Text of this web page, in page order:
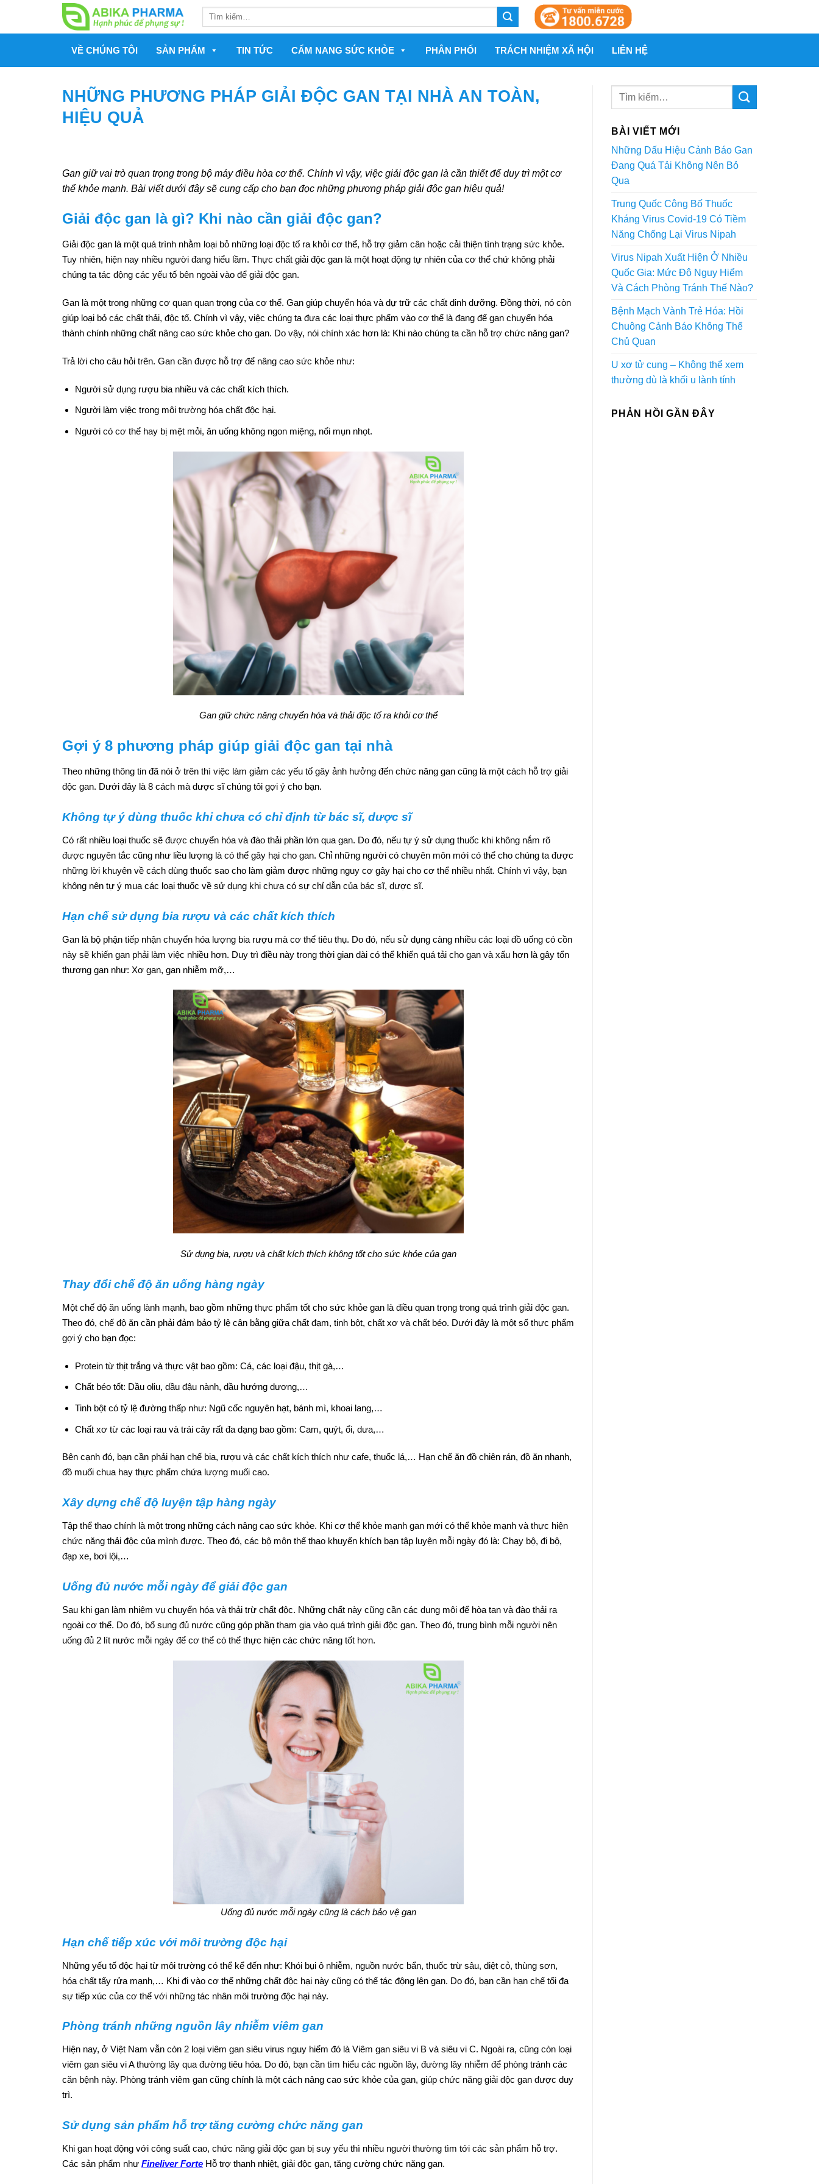
Tìm
VỀ CHÚNG TÔI SẢN PHẨM TIN TỨC CẨM NANG SỨC KHỎE PHÂN PHỐI TRÁCH NHIỆM XÃ HỘI LIÊN HỆ
NHỮNG PHƯƠNG PHÁP GIẢI ĐỘC GAN TẠI NHÀ AN TOÀN,
HIỆU QUẢ
Gan giữ vai trò quan trọng trong bộ máy điều hòa cơ thể. Chính vì vậy, việc giải độc gan là cần thiết để duy trì một cơ
thể khỏe mạnh. Bài viết dưới đây sẽ cung cấp cho bạn đọc những phương pháp giải độc gan hiệu quả!
Giải độc gan là gì? Khi nào cần giải độc gan?
Giải độc gan là một quá trình nhằm loại bỏ những loại độc tố ra khỏi cơ thể, hỗ trợ giảm cân hoặc cải thiện tình trạng sức khỏe.
Tuy nhiên, hiện nay nhiều người đang hiểu lầm. Thực chất giải độc gan là một hoạt động tự nhiên của cơ thể chứ không phải
chúng ta tác động các yếu tố bên ngoài vào để giải độc gan.
Gan là một trong những cơ quan quan trọng của cơ thể. Gan giúp chuyển hóa và dự trữ các chất dinh dưỡng. Đồng thời, nó còn
giúp loại bỏ các chất thải, độc tố. Chính vì vậy, việc chúng ta đưa các loại thực phẩm vào cơ thể là đang để gan chuyển hóa
thành chính những chất nâng cao sức khỏe cho gan. Do vậy, nói chính xác hơn là: Khi nào chúng ta cần hỗ trợ chức năng gan?
Trả lời cho câu hỏi trên. Gan cần được hỗ trợ để nâng cao sức khỏe như:
Người sử dụng rượu bia nhiều và các chất kích thích.
Người làm việc trong môi trường hóa chất độc hại.
Người có cơ thể hay bị mệt mỏi, ăn uống không ngon miệng, nổi mụn nhọt.
Gan giữ chức năng chuyển hóa và thải độc tố ra khỏi cơ thể
Gợi ý 8 phương pháp giúp giải độc gan tại nhà
Theo những thông tin đã nói ở trên thì việc làm giảm các yếu tố gây ảnh hưởng đến chức năng gan cũng là một cách hỗ trợ giải
độc gan. Dưới đây là 8 cách mà dược sĩ chúng tôi gợi ý cho bạn.
Không tự ý dùng thuốc khi chưa có chỉ định từ bác sĩ, dược sĩ
Có rất nhiều loại thuốc sẽ được chuyển hóa và đào thải phần lớn qua gan. Do đó, nếu tự ý sử dụng thuốc khi không nắm rõ
được nguyên tắc cũng như liều lượng là có thể gây hại cho gan. Chỉ những người có chuyên môn mới có thể cho chúng ta được
những lời khuyên về cách dùng thuốc sao cho làm giảm được những nguy cơ gây hại cho cơ thể nhiều nhất. Chính vì vậy, bạn
không nên tự ý mua các loại thuốc về sử dụng khi chưa có sự chỉ dẫn của bác sĩ, dược sĩ.
Hạn chế sử dụng bia rượu và các chất kích thích
Gan là bộ phận tiếp nhận chuyển hóa lượng bia rượu mà cơ thể tiêu thụ. Do đó, nếu sử dụng càng nhiều các loại đồ uống có cồn
này sẽ khiến gan phải làm việc nhiều hơn. Duy trì điều này trong thời gian dài có thể khiến quá tải cho gan và xấu hơn là gây tổn
thương gan như: Xơ gan, gan nhiễm mỡ,…
Sử dụng bia, rượu và chất kích thích không tốt cho sức khỏe của gan
Thay đổi chế độ ăn uống hàng ngày
Một chế độ ăn uống lành mạnh, bao gồm những thực phẩm tốt cho sức khỏe gan là điều quan trọng trong quá trình giải độc gan.
Theo đó, chế độ ăn cần phải đảm bảo tỷ lệ cân bằng giữa chất đạm, tinh bột, chất xơ và chất béo. Dưới đây là một số thực phẩm
gợi ý cho bạn đọc:
Protein từ thịt trắng và thực vật bao gồm: Cá, các loại đậu, thịt gà,…
Chất béo tốt: Dầu oliu, dầu đậu nành, dầu hướng dương,…
Tinh bột có tỷ lệ đường thấp như: Ngũ cốc nguyên hạt, bánh mì, khoai lang,…
Chất xơ từ các loại rau và trái cây rất đa dạng bao gồm: Cam, quýt, ổi, dưa,…
Bên cạnh đó, bạn cần phải hạn chế bia, rượu và các chất kích thích như cafe, thuốc lá,… Hạn chế ăn đồ chiên rán, đồ ăn nhanh,
đồ muối chua hay thực phẩm chứa lượng muối cao.
Xây dựng chế độ luyện tập hàng ngày
Tập thể thao chính là một trong những cách nâng cao sức khỏe. Khi cơ thể khỏe mạnh gan mới có thể khỏe mạnh và thực hiện
chức năng thải độc của mình được. Theo đó, các bộ môn thể thao khuyến khích bạn tập luyện mỗi ngày đó là: Chạy bộ, đi bộ,
đạp xe, bơi lội,…
Uống đủ nước mỗi ngày để giải độc gan
Sau khi gan làm nhiệm vụ chuyển hóa và thải trừ chất độc. Những chất này cũng cần các dung môi để hòa tan và đào thải ra
ngoài cơ thể. Do đó, bổ sung đủ nước cũng góp phần tham gia vào quá trình giải độc gan. Theo đó, trung bình mỗi người nên
uống đủ 2 lít nước mỗi ngày để cơ thể có thể thực hiện các chức năng tốt hơn.
Uống đủ nước mỗi ngày cũng là cách bảo vệ gan
Hạn chế tiếp xúc với môi trường độc hại
Những yếu tố độc hại từ môi trường có thể kể đến như: Khói bụi ô nhiễm, nguồn nước bẩn, thuốc trừ sâu, diệt cỏ, thùng sơn,
hóa chất tẩy rửa mạnh,… Khi đi vào cơ thể những chất độc hại này cũng có thể tác động lên gan. Do đó, bạn cần hạn chế tối đa
sự tiếp xúc của cơ thể với những tác nhân môi trường độc hại này.
Phòng tránh những nguồn lây nhiễm viêm gan
Hiện nay, ở Việt Nam vẫn còn 2 loại viêm gan siêu virus nguy hiểm đó là Viêm gan siêu vi B và siêu vi C. Ngoài ra, cũng còn loại
viêm gan siêu vi A thường lây qua đường tiêu hóa. Do đó, bạn cần tìm hiểu các nguồn lây, đường lây nhiễm để phòng tránh các
căn bệnh này. Phòng tránh viêm gan cũng chính là một cách nâng cao sức khỏe của gan, giúp chức năng giải độc gan được duy
trì.
Sử dụng sản phẩm hỗ trợ tăng cường chức năng gan
Khi gan hoạt động với công suất cao, chức năng giải độc gan bị suy yếu thì nhiều người thường tìm tới các sản phẩm hỗ trợ.
Các sản phẩm như Fineliver Forte Hỗ trợ thanh nhiệt, giải độc gan, tăng cường chức năng gan.
BÀI VIẾT MỚI
Những Dấu Hiệu Cảnh Báo Gan
Đang Quá Tải Không Nên Bỏ
Qua
Trung Quốc Công Bố Thuốc
Kháng Virus Covid-19 Có Tiềm
Năng Chống Lại Virus Nipah
Virus Nipah Xuất Hiện Ở Nhiều
Quốc Gia: Mức Độ Nguy Hiểm
Và Cách Phòng Tránh Thế Nào?
Bệnh Mạch Vành Trẻ Hóa: Hồi
Chuông Cảnh Báo Không Thể
Chủ Quan
U xơ tử cung – Không thể xem
thường dù là khối u lành tính
PHẢN HỒI GẦN ĐÂY